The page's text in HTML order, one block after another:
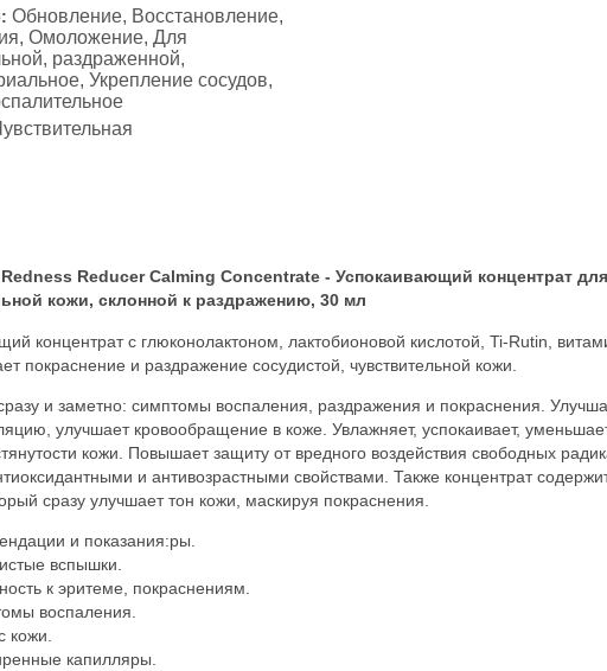
Обновление, Восстановление,
Омоложение, Для
раздраженной,
Укрепление сосудов,
Reducer Calming Concentrate - Успокаивающий концентрат для
кожи, склонной к раздражению, 30 мл
концентрат с глюконолактоном, лактобионовой кислотой, Ti-Rutin,
покраснение и раздражение сосудистой, чувствительной кожи.
и заметно: симптомы воспаления, раздражения и покраснения.
улучшает кровообращение в коже. Увлажняет, успокаивает,
кожи. Повышает защиту от вредного воздействия свободных
и антивозрастными свойствами. Также концентрат
сразу улучшает тон кожи, маскируя покраснения.
и показания:ры.
вспышки.
к эритеме, покраснениям.
воспаления.
кожи.
капилляры.